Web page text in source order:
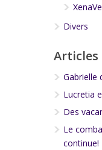
Divers
Articles
Gabrielle
Lucretia
Des
Le
continue!